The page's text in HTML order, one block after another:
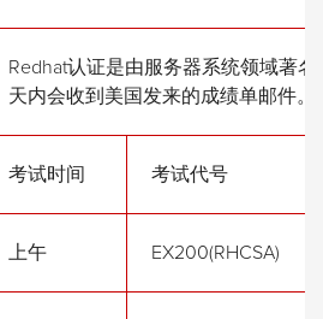
Redhat认证是由服务器系统领域著
天内会收到美国发来的成绩单邮件
考试时间 考试代号
上午 EX200(RHCSA)